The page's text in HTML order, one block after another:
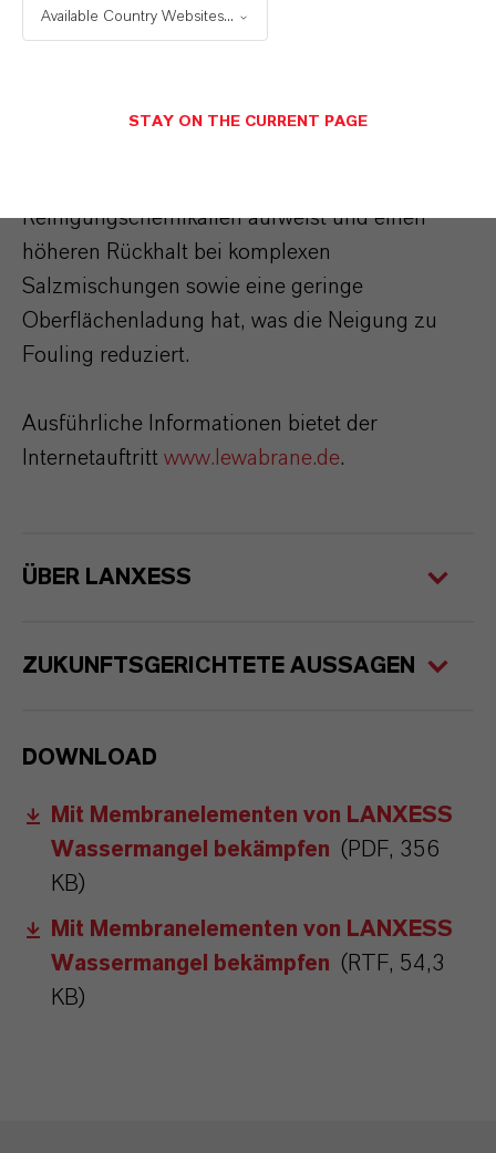
einer hochmodernen, vollautomatisierten
Produktionsanlage in Bitterfeld (Deutschland)
Membranchemie liegt auf einer stark
Reinigungschemikalien aufweist und einen
höheren Rückhalt bei komplexen
Salzmischungen sowie eine geringe
Oberflächenladung hat, was die Neigung zu
Fouling reduziert.
Ausführliche Informationen bietet der
Internetauftritt www.lewabrane.de.
ÜBER LANXESS
ZUKUNFTSGERICHTETE AUSSAGEN
DOWNLOAD
Mit Membranelementen von LANXESS
Wassermangel bekämpfen (PDF, 356
KB)
Mit Membranelementen von LANXESS
Wassermangel bekämpfen (RTF, 54,3
KB)
Available Country Websites...
STAY ON THE CURRENT PAGE